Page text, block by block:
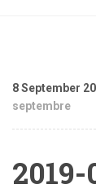
8 September
septembre